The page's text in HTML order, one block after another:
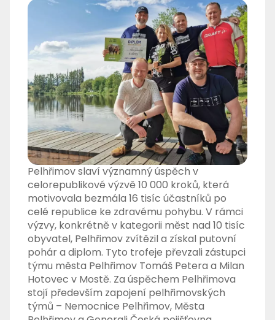
Pelhřimov slaví významný úspěch v
celorepublikové výzvě 10 000 kroků, která
motivovala bezmála 16 tisíc účastníků po
celé republice ke zdravému pohybu. V rámci
výzvy, konkrétně v kategorii měst nad 10 tisíc
obyvatel, Pelhřimov zvítězil a získal putovní
pohár a diplom. Tyto trofeje převzali zástupci
týmu města Pelhřimov Tomáš Petera a Milan
Hotovec v Mostě. Za úspěchem Pelhřimova
stojí především zapojení pelhřimovských
týmů – Nemocnice Pelhřimov, Města